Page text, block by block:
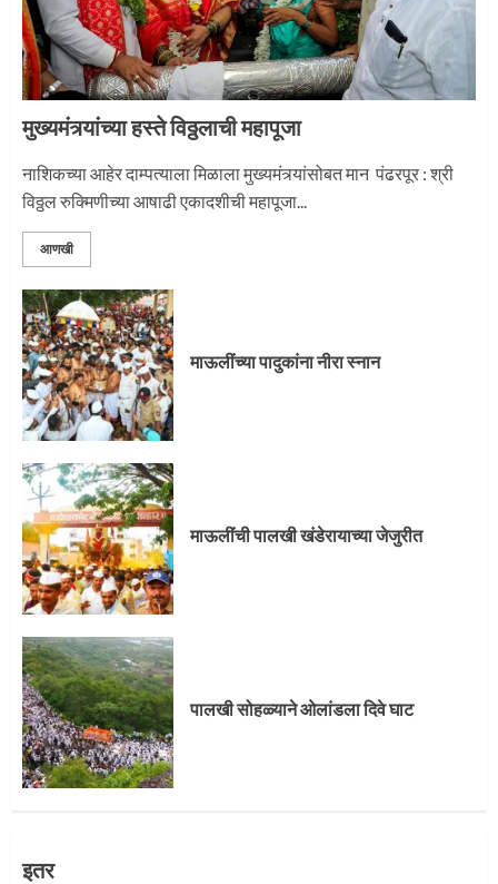
मुख्यमंत्र्यांच्या हस्ते विठ्ठलाची महापूजा
नाशिकच्या आहेर दाम्पत्याला मिळाला मुख्यमंत्र्यांसोबत मान पंढरपूर : श्री
विठ्ठल रुक्मिणीच्या आषाढी एकादशीची महापूजा...
आणखी
माऊलींच्या पादुकांना नीरा स्नान
माऊलींची पालखी खंडेरायाच्या जेजुरीत
पालखी सोहळ्याने ओलांडला दिवे घाट
इतर